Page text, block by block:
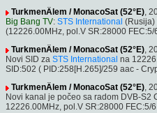
TurkmenÄlem / MonacoSat (52°E),
Big Bang TV: STS International (Rusija)
(12226.00MHz, pol.V SR:28000
TurkmenÄlem / MonacoSat (52°E),
Novi SID za STS International na
SID:502 ( PID:258[H.265]/259 aac -
TurkmenÄlem / MonacoSat (52°E),
Novi kanal je počeo sa radom DVB-S2
12226.00MHz, pol.V SR:28000 FEC:5/